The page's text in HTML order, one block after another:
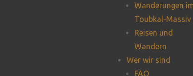
Wanderungen
Toubkal-Massiv
Reisen und
Wandern
Wer wir sind
FAQ